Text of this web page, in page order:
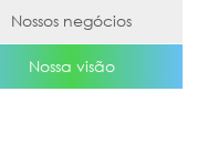
Nossos negócios
Nossa visão